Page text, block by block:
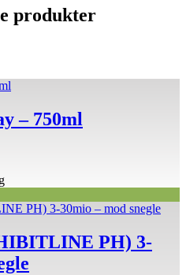
produkter
– 750ml
PH) 3-